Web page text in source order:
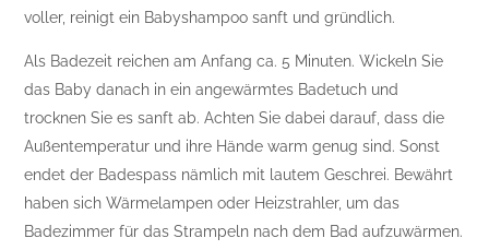
voller, reinigt ein Babyshampoo sanft und gründlich.
Als Badezeit reichen am Anfang ca. 5 Minuten. Wickeln Sie
das Baby danach in ein angewärmtes Badetuch und
trocknen Sie es sanft ab. Achten Sie dabei darauf, dass die
Außentemperatur und ihre Hände warm genug sind. Sonst
endet der Badespass nämlich mit lautem Geschrei. Bewährt
haben sich Wärmelampen oder Heizstrahler, um das
Badezimmer für das Strampeln nach dem Bad aufzuwärmen.